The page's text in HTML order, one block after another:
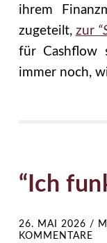
ihrem
zugeteilt, zur
für Cashflow
immer noch,
“Ich
26. MAI 2026 /
KOMMENTARE